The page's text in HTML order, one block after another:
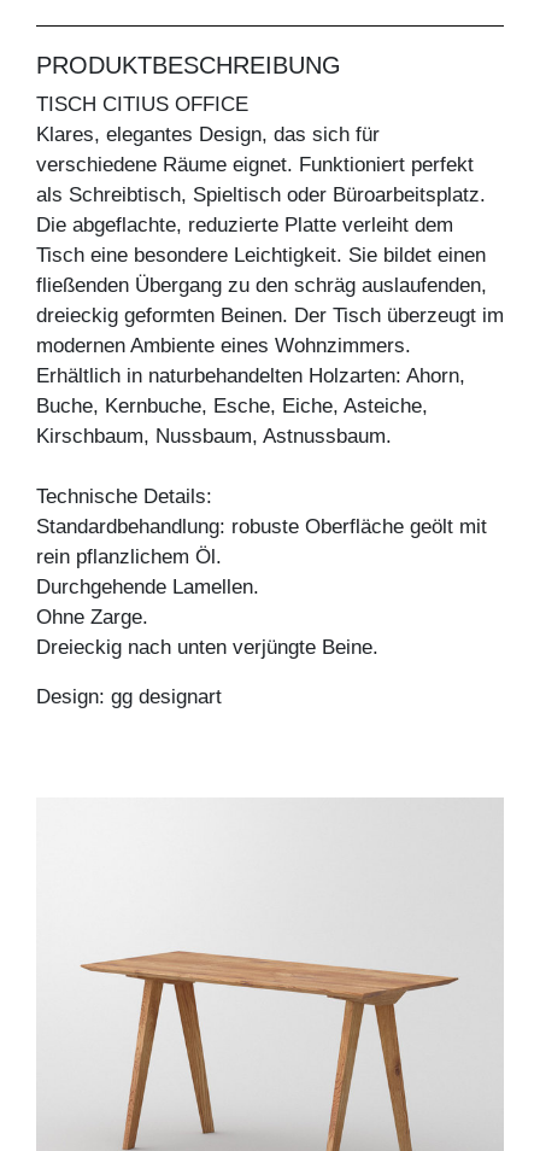
PRODUKTBESCHREIBUNG
TISCH CITIUS OFFICE
Klares, elegantes Design, das sich für
verschiedene Räume eignet. Funktioniert perfekt
als Schreibtisch, Spieltisch oder Büroarbeitsplatz.
Die abgeflachte, reduzierte Platte verleiht dem
Tisch eine besondere Leichtigkeit. Sie bildet einen
fließenden Übergang zu den schräg auslaufenden,
dreieckig geformten Beinen. Der Tisch überzeugt im
modernen Ambiente eines Wohnzimmers.
Erhältlich in naturbehandelten Holzarten: Ahorn,
Buche, Kernbuche, Esche, Eiche, Asteiche,
Kirschbaum, Nussbaum, Astnussbaum.
Technische Details:
Standardbehandlung: robuste Oberfläche geölt mit
rein pflanzlichem Öl.
Durchgehende Lamellen.
Ohne Zarge.
Dreieckig nach unten verjüngte Beine.
Design: gg designart